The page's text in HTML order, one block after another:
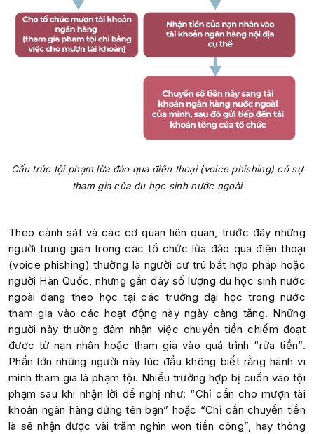
Cấu trúc tội phạm lừa đảo qua điện thoại (voice phishing) có sự
tham gia của du học sinh nước ngoài
Theo cảnh sát và các cơ quan liên quan, trước đây những
người trung gian trong các tổ chức lừa đảo qua điện thoại
(voice phishing) thường là người cư trú bất hợp pháp hoặc
người Hàn Quốc, nhưng gần đây số lượng du học sinh nước
ngoài đang theo học tại các trường đại học trong nước
tham gia vào các hoạt động này ngày càng tăng. Những
người này thường đảm nhận việc chuyển tiền chiếm đoạt
được từ nạn nhân hoặc tham gia vào quá trình “rửa tiền”.
Phần lớn những người này lúc đầu không biết rằng hành vi
mình tham gia là phạm tội. Nhiều trường hợp bị cuốn vào tội
phạm sau khi nhận lời đề nghị như: “Chỉ cần cho mượn tài
khoản ngân hàng đứng tên bạn” hoặc “Chỉ cần chuyển tiền
là sẽ nhận được vài trăm nghìn won tiền công”, hay thông